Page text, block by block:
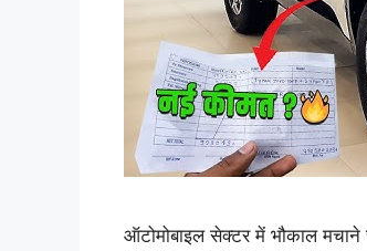
ऑटोमोबाइल सेक्टर में भौकाल